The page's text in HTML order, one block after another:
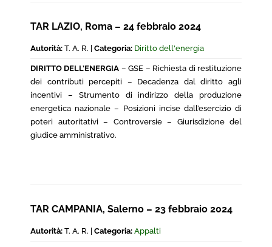
TAR LAZIO, Roma – 24 febbraio 2024
Autorità: T. A. R. | Categoria: Diritto dell'energia
DIRITTO DELL’ENERGIA – GSE – Richiesta di restituzione
dei contributi percepiti – Decadenza dal diritto agli
incentivi – Strumento di indirizzo della produzione
energetica nazionale – Posizioni incise dall’esercizio di
poteri autoritativi – Controversie – Giurisdizione del
giudice amministrativo.
TAR CAMPANIA, Salerno – 23 febbraio 2024
Autorità: T. A. R. | Categoria: Appalti